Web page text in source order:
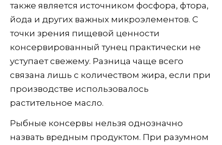
также является источником фосфора, фтора,
йода и других важных микроэлементов. С
точки зрения пищевой ценности
консервированный тунец практически не
уступает свежему. Разница чаще всего
связана лишь с количеством жира, если при
производстве использовалось
растительное масло.
Рыбные консервы нельзя однозначно
назвать вредным продуктом. При разумном